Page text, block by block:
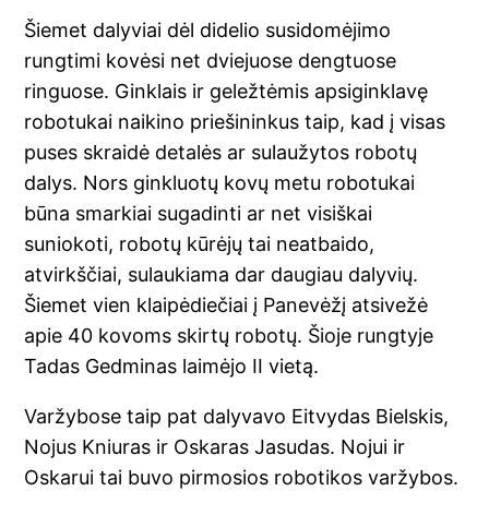
Šiemet dalyviai dėl didelio susidomėjimo
rungtimi kovėsi net dviejuose dengtuose
ringuose. Ginklais ir geležtėmis apsiginklavę
robotukai naikino priešininkus taip, kad į visas
puses skraidė detalės ar sulaužytos robotų
dalys. Nors ginkluotų kovų metu robotukai
būna smarkiai sugadinti ar net visiškai
suniokoti, robotų kūrėjų tai neatbaido,
atvirkščiai, sulaukiama dar daugiau dalyvių.
Šiemet vien klaipėdiečiai į Panevėžį atsivežė
apie 40 kovoms skirtų robotų. Šioje rungtyje
Tadas Gedminas laimėjo II vietą.
Varžybose taip pat dalyvavo Eitvydas Bielskis,
Nojus Kniuras ir Oskaras Jasudas. Nojui ir
Oskarui tai buvo pirmosios robotikos varžybos.